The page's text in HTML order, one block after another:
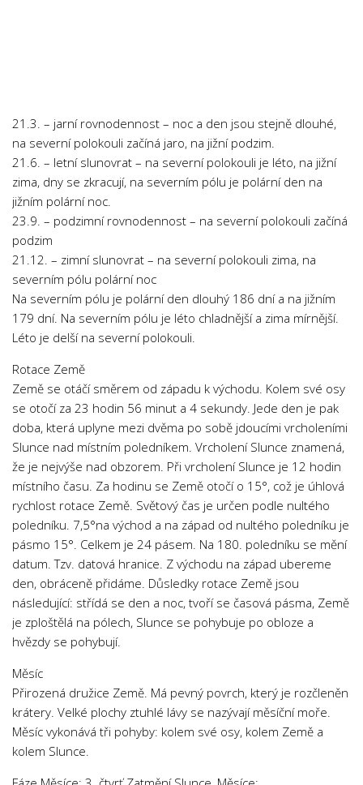
21.3. – jarní rovnodennost – noc a den jsou stejně dlouhé,
na severní polokouli začíná jaro, na jižní podzim.
21.6. – letní slunovrat – na severní polokouli je léto, na jižní
zima, dny se zkracují, na severním pólu je polární den na
jižním polární noc.
23.9. – podzimní rovnodennost – na severní polokouli začíná
podzim
21.12. – zimní slunovrat – na severní polokouli zima, na
severním pólu polární noc
Na severním pólu je polární den dlouhý 186 dní a na jižním
179 dní. Na severním pólu je léto chladnější a zima mírnější.
Léto je delší na severní polokouli.
Rotace Země
Země se otáčí směrem od západu k východu. Kolem své osy
se otočí za 23 hodin 56 minut a 4 sekundy. Jede den je pak
doba, která uplyne mezi dvěma po sobě jdoucími vrcholeními
Slunce nad místním poledníkem. Vrcholení Slunce znamená,
že je nejvýše nad obzorem. Při vrcholení Slunce je 12 hodin
místního času. Za hodinu se Země otočí o 15°, což je úhlová
rychlost rotace Země. Světový čas je určen podle nultého
poledníku. 7,5°na východ a na západ od nultého poledníku je
pásmo 15°. Celkem je 24 pásem. Na 180. poledníku se mění
datum. Tzv. datová hranice. Z východu na západ ubereme
den, obráceně přidáme. Důsledky rotace Země jsou
následující: střídá se den a noc, tvoří se časová pásma, Země
je zploštělá na pólech, Slunce se pohybuje po obloze a
hvězdy se pohybují.
Měsíc
Přirozená družice Země. Má pevný povrch, který je rozčleněn
krátery. Velké plochy ztuhlé lávy se nazývají měsíční moře.
Měsíc vykonává tři pohyby: kolem své osy, kolem Země a
kolem Slunce.